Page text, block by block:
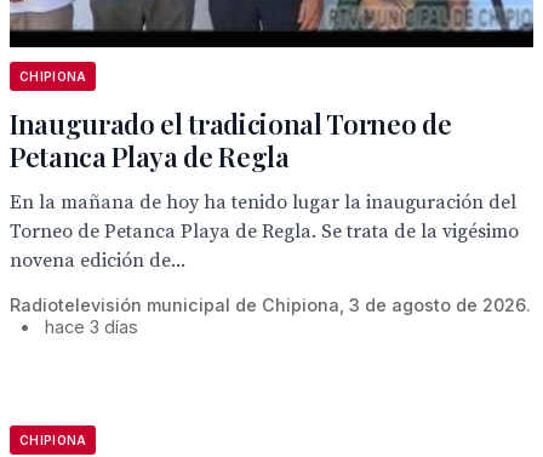
CHIPIONA
Inaugurado el tradicional Torneo de
Petanca Playa de Regla
En la mañana de hoy ha tenido lugar la inauguración del
Torneo de Petanca Playa de Regla. Se trata de la vigésimo
novena edición de...
Radiotelevisión municipal de Chipiona, 3 de agosto de 2026.
•
hace 3 días
CHIPIONA